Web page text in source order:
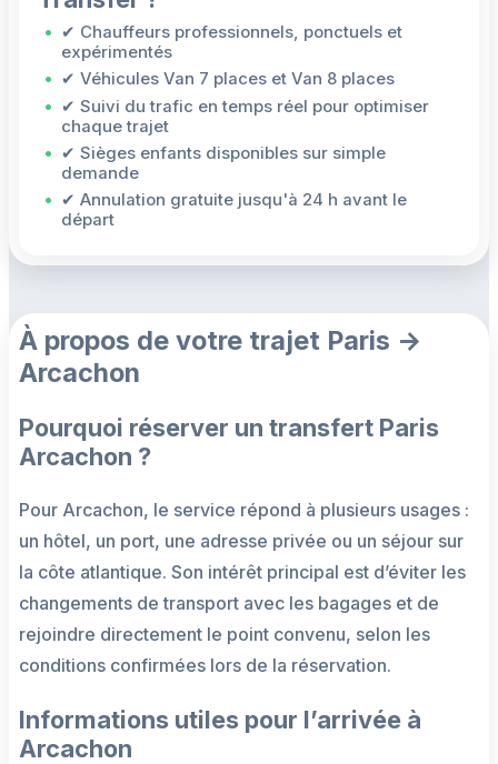
✔ Chauffeurs professionnels, ponctuels et
expérimentés
✔ Véhicules Van 7 places et Van 8 places
✔ Suivi du trafic en temps réel pour optimiser
chaque trajet
✔ Sièges enfants disponibles sur simple
demande
✔ Annulation gratuite jusqu'à 24 h avant le
départ
À propos de votre trajet Paris →
Arcachon
Pourquoi réserver un transfert Paris
Arcachon ?
Pour Arcachon, le service répond à plusieurs usages :
un hôtel, un port, une adresse privée ou un séjour sur
la côte atlantique. Son intérêt principal est d’éviter les
changements de transport avec les bagages et de
rejoindre directement le point convenu, selon les
conditions confirmées lors de la réservation.
Informations utiles pour l’arrivée à
Arcachon